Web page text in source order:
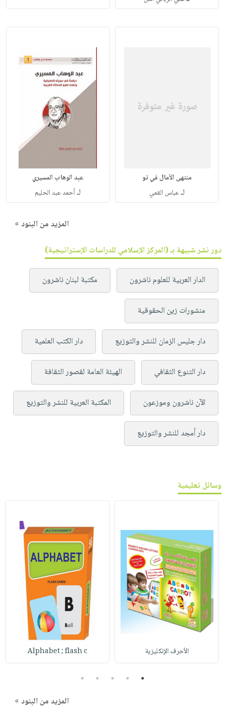
منتهى الآمال في تو
لـعباس القمي
عبد الوهاب المسيري
لـأحمد عبد الحليم
المزيد من البنود »
دور نشر شبيهة بـ (المركز الإسلامي للدراسات الإستراتيجية)
الدار العربية للعلوم ناشرون مكتبة لبنان ناشرون
منشورات زين الحقوقية
دار جليس الزمان للنشر والتوزيع دار الكتب العلمية
دار التنوع الثقافي الهيئة العامة لقصور الثقافة
الآن ناشرون وموزعون المكتبة العربية للنشر والتوزيع
دار أمجد للنشر والتوزيع
وسائل تعليمية
الأحرف الإنكليزية Alphabet ; flash c
1
2
3
4
5
المزيد من البنود »